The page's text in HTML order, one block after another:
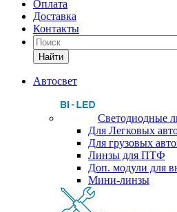
Оплата
Доставка
Контакты
Найти
Автосвет
Светодиодные
Для Легковых
Для грузовых
Линзы для ПТФ
Доп. модули для
Мини-линзы